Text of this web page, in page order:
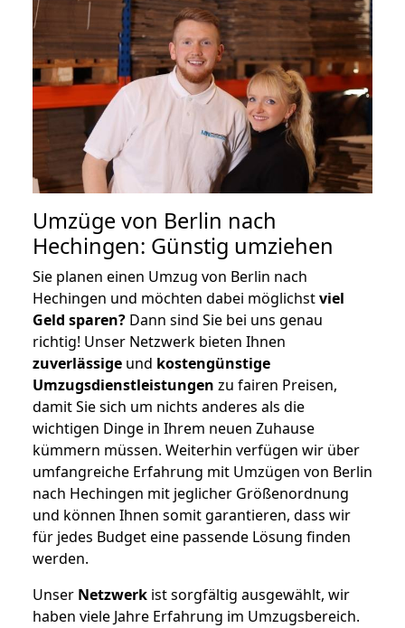
Umzüge von Berlin nach
Hechingen: Günstig umziehen
Sie planen einen Umzug von Berlin nach
Hechingen und möchten dabei möglichstviel
Geld sparen? Dann sind Sie bei uns genau
richtig! Unser Netzwerk bieten Ihnen
zuverlässige und kostengünstige
Umzugsdienstleistungen zu fairen Preisen,
damit Sie sich um nichts anderes als die
wichtigen Dinge in Ihrem neuen Zuhause
kümmern müssen. Weiterhin verfügen wir über
umfangreiche Erfahrung mit Umzügen von Berlin
nach Hechingen mit jeglicher Größenordnung
und können Ihnen somit garantieren, dass wir
für jedes Budget eine passende Lösung finden
werden.
Unser Netzwerk ist sorgfältig ausgewählt, wir
haben viele Jahre Erfahrung im Umzugsbereich.